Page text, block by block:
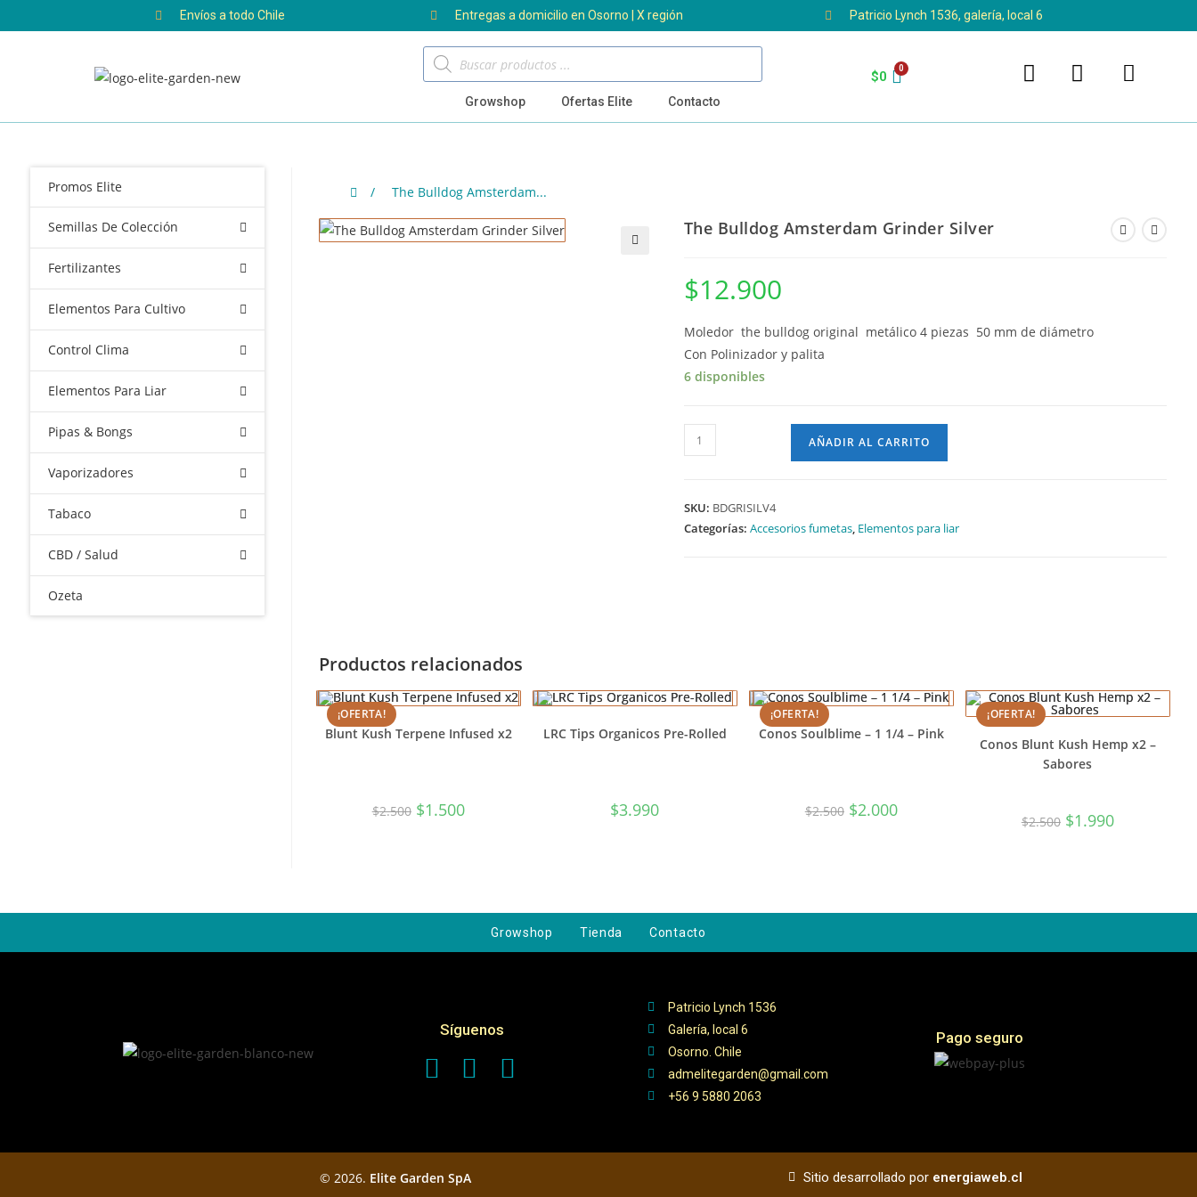
Envíos a todo Chile Entregas a domicilio en Osorno | X región Patricio Lynch 1536, galería, local 6
Growshop Ofertas Elite Contacto
$0
/ The Bulldog Amsterdam...
The Bulldog Amsterdam Grinder Silver
$12.900
Moledor the bulldog original metálico 4 piezas 50 mm de diámetro
Con Polinizador y palita
6 disponibles
AÑADIR AL CARRITO
SKU: BDGRISILV4
Categorías: Accesorios fumetas, Elementos para liar
Productos relacionados
¡OFERTA!
Blunt Kush Terpene Infused x2
$2.500 $1.500
LRC Tips Organicos Pre-Rolled
$3.990
¡OFERTA!
Conos Soulblime – 1 1/4 – Pink
$2.500 $2.000
¡OFERTA!
Conos Blunt Kush Hemp x2 –
Sabores
$2.500 $1.990
Promos Elite
Semillas De Colección
Fertilizantes
Elementos Para Cultivo
Control Clima
Elementos Para Liar
Pipas & Bongs
Vaporizadores
Tabaco
CBD / Salud
Ozeta
Growshop Tienda Contacto
Síguenos
Patricio Lynch 1536
Galería, local 6
Osorno. Chile
admelitegarden@gmail.com
+56 9 5880 2063
Pago seguro
© 2026. Elite Garden SpA Sitio desarrollado por energiaweb.cl